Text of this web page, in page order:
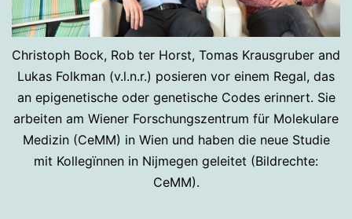
Christoph Bock, Rob ter Horst, Tomas Krausgruber and
Lukas Folkman (v.l.n.r.) posieren vor einem Regal, das
an epigenetische oder genetische Codes erinnert. Sie
arbeiten am Wiener Forschungszentrum für Molekulare
Medizin (CeMM) in Wien und haben die neue Studie
mit Kollegïnnen in Nijmegen geleitet (Bildrechte:
CeMM).